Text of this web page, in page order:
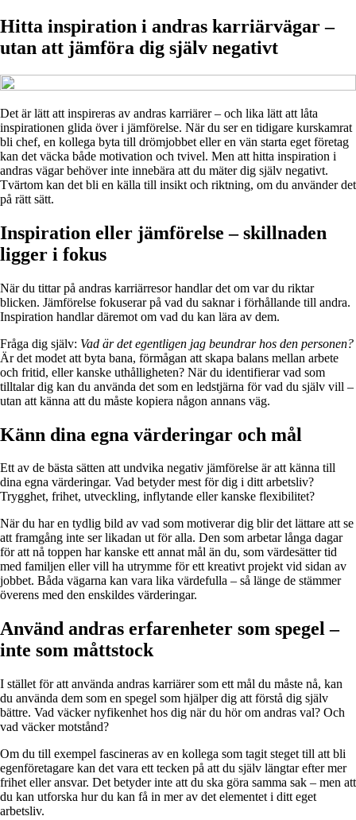
Hitta inspiration i andras karriärvägar –
utan att jämföra dig själv negativt
Det är lätt att inspireras av andras karriärer – och lika lätt att låta
inspirationen glida över i jämförelse. När du ser en tidigare kurskamrat
bli chef, en kollega byta till drömjobbet eller en vän starta eget företag
kan det väcka både motivation och tvivel. Men att hitta inspiration i
andras vägar behöver inte innebära att du mäter dig själv negativt.
Tvärtom kan det bli en källa till insikt och riktning, om du använder det
på rätt sätt.
Inspiration eller jämförelse – skillnaden
ligger i fokus
När du tittar på andras karriärresor handlar det om var du riktar
blicken. Jämförelse fokuserar på vad du saknar i förhållande till andra.
Inspiration handlar däremot om vad du kan lära av dem.
Fråga dig själv: Vad är det egentligen jag beundrar hos den personen?
Är det modet att byta bana, förmågan att skapa balans mellan arbete
och fritid, eller kanske uthålligheten? När du identifierar vad som
tilltalar dig kan du använda det som en ledstjärna för vad du själv vill –
utan att känna att du måste kopiera någon annans väg.
Känn dina egna värderingar och mål
Ett av de bästa sätten att undvika negativ jämförelse är att känna till
dina egna värderingar. Vad betyder mest för dig i ditt arbetsliv?
Trygghet, frihet, utveckling, inflytande eller kanske flexibilitet?
När du har en tydlig bild av vad som motiverar dig blir det lättare att se
att framgång inte ser likadan ut för alla. Den som arbetar långa dagar
för att nå toppen har kanske ett annat mål än du, som värdesätter tid
med familjen eller vill ha utrymme för ett kreativt projekt vid sidan av
jobbet. Båda vägarna kan vara lika värdefulla – så länge de stämmer
överens med den enskildes värderingar.
Använd andras erfarenheter som spegel –
inte som måttstock
I stället för att använda andras karriärer som ett mål du måste nå, kan
du använda dem som en spegel som hjälper dig att förstå dig själv
bättre. Vad väcker nyfikenhet hos dig när du hör om andras val? Och
vad väcker motstånd?
Om du till exempel fascineras av en kollega som tagit steget till att bli
egenföretagare kan det vara ett tecken på att du själv längtar efter mer
frihet eller ansvar. Det betyder inte att du ska göra samma sak – men att
du kan utforska hur du kan få in mer av det elementet i ditt eget
arbetsliv.